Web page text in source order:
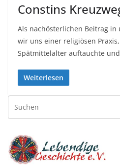
Constins
Als nachösterlichen Beitrag in
wir uns einer religiösen
Spätmittelalter auftauchte
Weiterlesen